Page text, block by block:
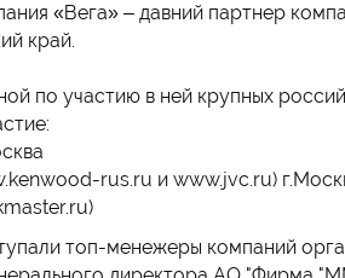
«Вега» – давний партнер
край.
по участию в ней крупных
rus.ru и www.jvc.ru)
топ-менежеры компаний